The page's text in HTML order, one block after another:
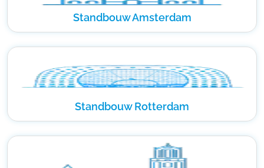
Standbouw Amsterdam
Standbouw Rotterdam